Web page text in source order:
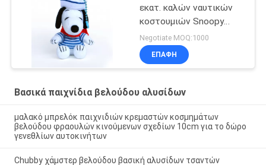
εκατ. καλών ναυτικών
κοστουμιών Snoopy
βελούδου βασικών
αλυσίδων τσαντών
μικρών παιδιών
Negotiate MOQ:1000
ΕΠΑΦΉ
Βασικά παιχνίδια βελούδου αλυσίδων
μαλακό μπρελόκ παιχνιδιών κρεμαστών κοσμημάτων
βελούδου φραουλών κινούμενων σχεδίων 10cm για το δώρο
γενεθλίων αυτοκινήτων
Chubby χάμστερ βελούδου βασική αλυσίδων τσαντών